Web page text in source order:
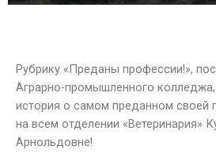
Рубрику «Преданы профессии!»,
Аграрно-промышленного
история о самом преданном своей
на всем отделении «Ветеринария»
Арнольдовне!